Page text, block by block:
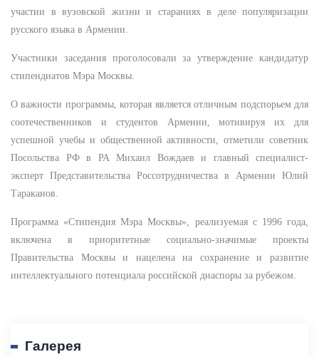
участии в вузовской жизни и стараниях в деле популяризации
русского языка в Армении.
Участники заседания проголосовали за утверждение кандидатур
стипендиатов Мэра Москвы.
О важности программы, которая является отличным подспорьем для
соотечественников и студентов Армении, мотивируя их для
успешной учебы и общественной активности, отметили советник
Посольства РФ в РА Михаил Вождаев и главный специалист-
эксперт Представительства Россотрудничества в Армении Юлий
Тараканов.
Программа «Стипендия Мэра Москвы», реализуемая с 1996 года,
включена в приоритетные социально-значимые проекты
Правительства Москвы и нацелена на сохранение и развитие
интеллектуального потенциала российской диаспоры за рубежом.
Галерея